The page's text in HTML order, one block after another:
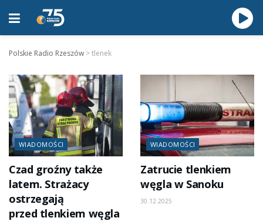
Polskie Radio Rzeszów >tlenek
WIADOMOŚCI
Czad groźny także
latem. Strażacy
ostrzegają
przed tlenkiem węgla
WIADOMOŚCI
Zatrucie tlenkiem
węgla w Sanoku
30.12.2025